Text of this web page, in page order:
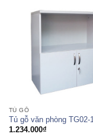
TỦ GỖ
Tủ gỗ văn phòng TG02-1
1.234.000₫